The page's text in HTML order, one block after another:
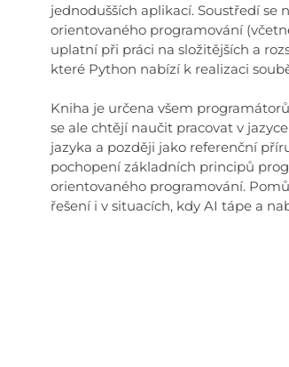
jednodušších aplikací. Soustředí
orientovaného programování
uplatní při práci na složitějších a
které Python nabízí k realizaci
Kniha je určena všem
se ale chtějí naučit pracovat v
jazyka a později jako referenční
pochopení základních principů
orientovaného programování.
řešení i v situacích, kdy AI tápe a